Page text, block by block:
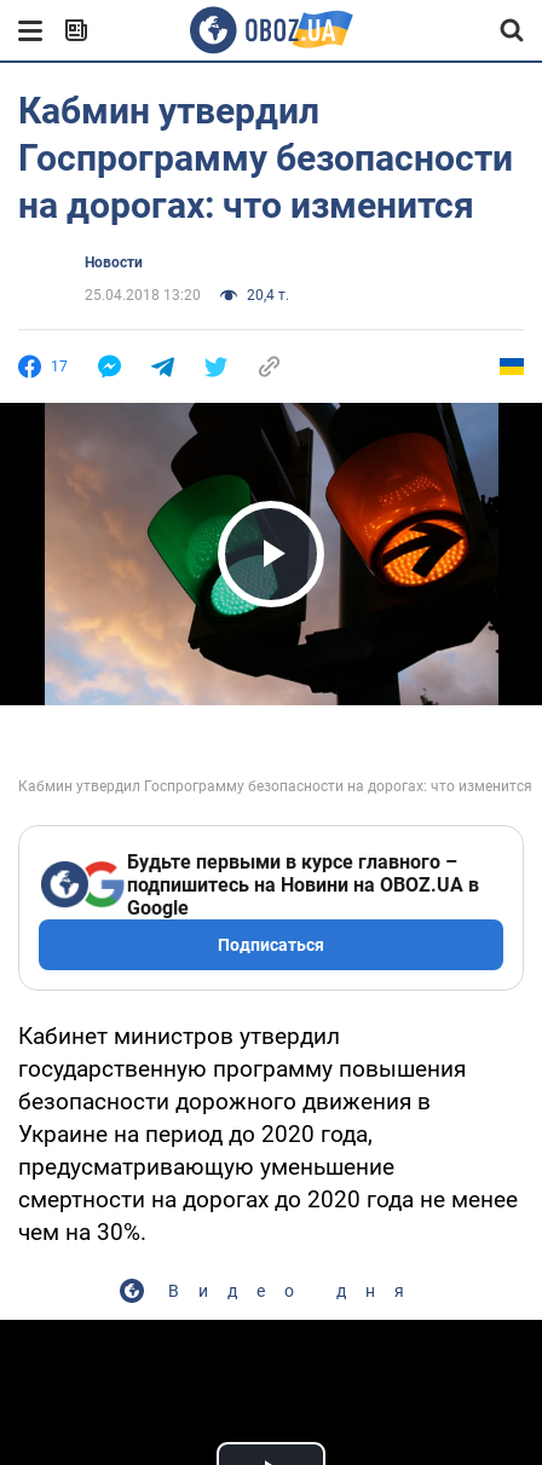
Кабмин утвердил
Госпрограмму безопасности
на дорогах: что изменится
Новости
25.04.2018 13:20
20,4 т.
17
Play Video
Будьте первыми в курсе главного –
подпишитесь на Новини на OBOZ.UA в
Google
Подписаться
Кабинет министров утвердил
государственную программу повышения
безопасности дорожного движения в
Украине на период до 2020 года,
предусматривающую уменьшение
смертности на дорогах до 2020 года не менее
чем на 30%.
Видео дня